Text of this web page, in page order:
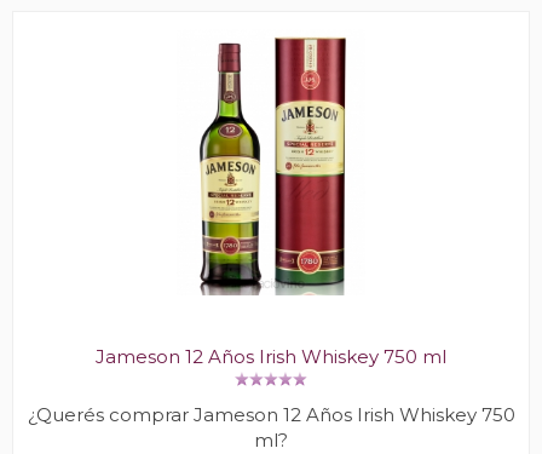
Jameson 12 Años Irish Whiskey 750 ml
¿Querés comprar Jameson 12 Años Irish Whiskey 750
ml?